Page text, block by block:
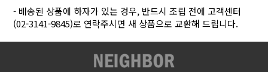
- 배송된 상품에 하자가 있는 경우, 반드시 조립 전에 고객센터
(02-3141-9845)로 연락주시면 새 상품으로 교환해 드립니다.